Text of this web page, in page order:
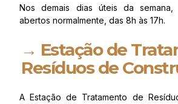
Nos demais dias úteis da semana,
abertos normalmente, das 8h às 17h.
→ Estação de
Resíduos de
A Estação de Tratamento de